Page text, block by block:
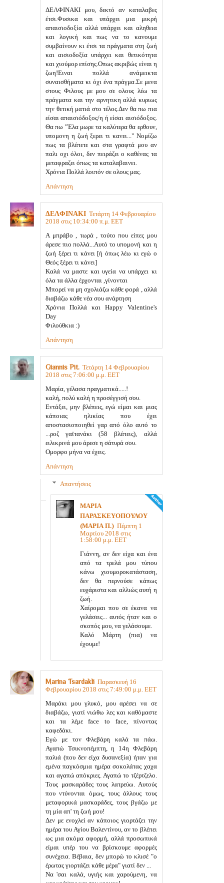
ΔΕΛΦΙΝΑΚΙ μου, δεκτό αν καταλαβες
έτσι.Φυσικα και υπάρχει μια μικρή
απαισιοδοξία αλλά υπάρχει και αληθεια
και λογική και πως να το κανουμε
συμβαίνουν κι έτσι τα πράγματα στη ζωή
και αισιοδοξία υπάρχει και θετικότητα
και χιούμορ επίσης.Οπως ακριβώς είναι η
ζωη!Ειναι πολλά ανάμεικτα
συναισθήματα κι όχι ένα πράγμα.Σε μενα
στους Φιλους με μου σε ολους λέω τα
πράγματα και την αρνητικη αλλά κυριως
την θετική ματιά στο τέλος.Δεν θα πω πια
είσαι απαισιόδοξος/η ή είσαι αισιόδοξος.
Θα πω "Έλα μωρε τα καλύτερα θα ερθουν,
υπομονη η ζωή ξερει τι κανει..." Νομίζω
πως τα βλέπετε και στα γραφτά μου αν
παλι οχι όλοι, δεν πειράζει ο καθένας τα
μεταφραζει όπως τα καταλαβαινει.
Χρόνια Πολλά λοιπόν σε ολους μας.
Απάντηση
ΔΕΛΦΙΝΑΚΙ Τετάρτη 14 Φεβρουαρίου
2018 στις 10:34:00 π.μ. EET
Α μπράβο , τωρά , τούτο που είπες μου
άρεσε πιο πολλά...Αυτό το υπομονή και η
ζωή ξέρει τι κάνει [ή όπως λέω κι εγώ ο
Θεός ξέρει τι κάνει]
Καλά να μαστε και υγεία να υπάρχει κι
όλα τα άλλα έρχονται ,γίνονται
Μπορεί να μη σχολιάζω κάθε φορά , αλλά
διαβάζω κάθε νέα σου ανάρτηση
Χρόνια Πολλά και Happy Valentine's
Day
Φιλούθκια :)
Απάντηση
Giannis Pit. Τετάρτη 14 Φεβρουαρίου
2018 στις 7:06:00 μ.μ. EET
Μαρία, γέλασα πραγματικά.....!
καλή, πολύ καλή η προσέγγισή σου.
Εντάξει, μην βλέπεις, εγώ είμαι και μιας
κάποιας ηλικίας που έχει
αποστασιοποιηθεί γαρ από όλο αυτό το
...ροζ γαϊτανάκι (58 βλέπεις), αλλά
ειλικρινά μου άρεσε η σάτυρά σου.
Ομορφο μήνα να έχεις.
Απάντηση
Απαντήσεις
ΜΑΡΙΑ
ΠΑΡΑΣΚΕΥΟΠΟΥΛΟΥ
(ΜΑΡΙΑ Π.) Πέμπτη 1
Μαρτίου 2018 στις
1:58:00 μ.μ. EET
Γιάννη, αν δεν είχα και ένα
από τα τρελά μου τύπου
κάνω χιουμοροκατάσταση,
δεν θα περνούσε κάπως
ευχάριστα και αλλιώς αυτή η
ζωή.
Χαίρομαι που σε έκανα να
γελάσεις... αυτός ήταν και ο
σκοπός μου, να γελάσουμε.
Καλό Μάρτη (πια) να
έχουμε!
Marina Tsardakli Παρασκευή 16
Φεβρουαρίου 2018 στις 7:49:00 μ.μ. EET
Μαράκι μου γλυκό, μου αρέσει να σε
διαβάζω, γιατί νιώθω λες και καθόμαστε
και τα λέμε face to face, πίνοντας
καφεδάκι.
Εγώ με τον Φλεβάρη καλά τα πάω.
Αγαπώ Τσικνοπέμπτη, η 14η Φλεβάρη
παλιά (που δεν είχα δυσανεξία) ήταν για
εμένα παγκόσμια ημέρα σοκολάτας χαχα
και αγαπώ απόκριες. Αγαπώ το τζέρτζελο.
Τους μασκαράδες τους λατρεύω. Αυτούς
που ντύνονται όμως, τους άλλους τους
μεταφορικά μασκαράδες, τους βγάζω με
τη μία απ' τη ζωή μου!
Δεν με ενοχλεί αν κάποιος γιορτάζει την
ημέρα του Αγίου Βαλεντίνου, αν το βλέπει
ως μια ακόμα αφορμή, αλλά προσωπικά
είμαι υπέρ του να βρίσκουμε αφορμές
συνέχεια. Βέβαια, δεν μπορώ το κλισέ "ο
έρωτας γιορτάζει κάθε μέρα" γιατί δεν ...
Να 'σαι καλά, υγιής και χαρούμενη, να